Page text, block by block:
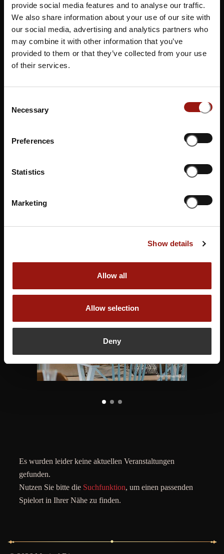
provide social media features and to analyse our traffic.
We also share information about your use of our site with
our social media, advertising and analytics partners who
may combine it with other information that you’ve
provided to them or that they’ve collected from your use
of their services.
Selection
Necessary
Preferences
Statistics
Marketing
Show details
Allow all
Allow selection
Deny
herausragenden Annehmlichkeiten in Meeblick-Lage. Das
Musical Dinner Oldenburgbietet den Gästen eine
zauberhafte Verschmelzung aus Gesang und kulinarischer
Finesse. In diesem stilvollen Ambiente haben Besucher die
Möglichkeit, professionelle Künstler hautnah zu erleben,
kulinarischer Genüsse erwartet die Gäste, und dieses Event
unvergessliche Atmosphäre kreiert.
ANFAHRT:
Restaurant Leuchtturm | OLantis Huntebad
Es wurden leider keine aktuellen Veranstaltungen
gefunden.
Nutzen Sie bitte die Suchfunktion, um einen passenden
Spielort in Ihrer Nähe zu finden.